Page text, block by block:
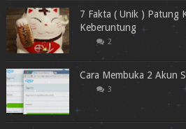
7 Fakta ( Unik ) Patung
Keberuntung
2
Cara Membuka 2 Akun
3